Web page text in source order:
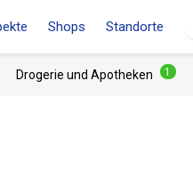
Shops Standorte
Drogerie und Apotheken 1